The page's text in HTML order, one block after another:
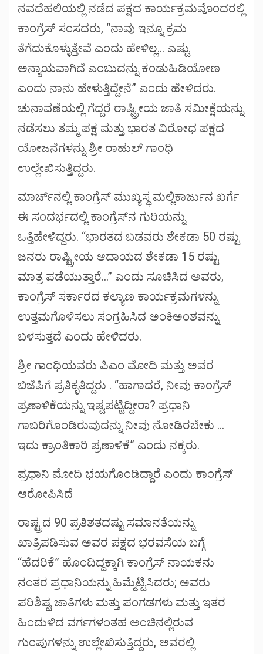
ನವದೆಹಲಿಯಲ್ಲಿ ನಡೆದ ಪಕ್ಷದ ಕಾರ್ಯಕ್ರಮವೊಂದರಲ್ಲಿ
ಕಾಂಗ್ರೆಸ್ ಸಂಸದರು, “ನಾವು ಇನ್ನೂ ಕ್ರಮ
ತೆಗೆದುಕೊಳ್ಳುತ್ತೇವೆ ಎಂದು ಹೇಳಿಲ್ಲ… ಎಷ್ಟು
ಅನ್ಯಾಯವಾಗಿದೆ ಎಂಬುದನ್ನು ಕಂಡುಹಿಡಿಯೋಣ
ಎಂದು ನಾನು ಹೇಳುತ್ತಿದ್ದೇನೆ” ಎಂದು ಹೇಳಿದರು.
ಚುನಾವಣೆಯಲ್ಲಿ ಗೆದ್ದರೆ ರಾಷ್ಟ್ರೀಯ ಜಾತಿ ಸಮೀಕ್ಷೆಯನ್ನು
ನಡೆಸಲು ತಮ್ಮ ಪಕ್ಷ ಮತ್ತು ಭಾರತ ವಿರೋಧ ಪಕ್ಷದ
ಯೋಜನೆಗಳನ್ನು ಶ್ರೀ ರಾಹುಲ್ ಗಾಂಧಿ
ಉಲ್ಲೇಖಿಸುತ್ತಿದ್ದರು.
ಮಾರ್ಚ್‌ನಲ್ಲಿ ಕಾಂಗ್ರೆಸ್ ಮುಖ್ಯಸ್ಥ ಮಲ್ಲಿಕಾರ್ಜುನ ಖರ್ಗೆ
ಈ ಸಂದರ್ಭದಲ್ಲಿ ಕಾಂಗ್ರೆಸ್‌ನ ಗುರಿಯನ್ನು
ಒತ್ತಿಹೇಳಿದ್ದರು. “ಭಾರತದ ಬಡವರು ಶೇಕಡಾ 50 ರಷ್ಟು
ಜನರು ರಾಷ್ಟ್ರೀಯ ಆದಾಯದ ಶೇಕಡಾ 15 ರಷ್ಟು
ಮಾತ್ರ ಪಡೆಯುತ್ತಾರೆ…” ಎಂದು ಸೂಚಿಸಿದ ಅವರು,
ಕಾಂಗ್ರೆಸ್ ಸರ್ಕಾರದ ಕಲ್ಯಾಣ ಕಾರ್ಯಕ್ರಮಗಳನ್ನು
ಉತ್ತಮಗೊಳಿಸಲು ಸಂಗ್ರಹಿಸಿದ ಅಂಕಿಅಂಶವನ್ನು
ಬಳಸುತ್ತದೆ ಎಂದು ಹೇಳಿದರು.
ಶ್ರೀ ಗಾಂಧಿಯವರು ಪಿಎಂ ಮೋದಿ ಮತ್ತು ಅವರ
ಬಿಜೆಪಿಗೆ ಪ್ರತಿಕೃತಿದ್ದರು . “ಹಾಗಾದರೆ, ನೀವು ಕಾಂಗ್ರೆಸ್
ಪ್ರಣಾಳಿಕೆಯನ್ನು ಇಷ್ಟಪಟ್ಟಿದ್ದೀರಾ? ಪ್ರಧಾನಿ
ಗಾಬರಿಗೊಂಡಿರುವುದನ್ನು ನೀವು ನೋಡಿರಬೇಕು …
ಇದು ಕ್ರಾಂತಿಕಾರಿ ಪ್ರಣಾಳಿಕೆ” ಎಂದು ನಕ್ಕರು.
ಪ್ರಧಾನಿ ಮೋದಿ ಭಯಗೊಂಡಿದ್ದಾರೆ ಎಂದು ಕಾಂಗ್ರೆಸ್
ಆರೋಪಿಸಿದೆ
ರಾಷ್ಟ್ರದ 90 ಪ್ರತಿಶತದಷ್ಟು ಸಮಾನತೆಯನ್ನು
ಖಾತ್ರಿಪಡಿಸುವ ಅವರ ಪಕ್ಷದ ಭರವಸೆಯ ಬಗ್ಗೆ
“ಹೆದರಿಕೆ” ಹೊಂದಿದ್ದಕ್ಕಾಗಿ ಕಾಂಗ್ರೆಸ್ ನಾಯಕನು
ನಂತರ ಪ್ರಧಾನಿಯನ್ನು ಹಿಮ್ಮೆಟ್ಟಿಸಿದರು; ಅವರು
ಪರಿಶಿಷ್ಟ ಜಾತಿಗಳು ಮತ್ತು ಪಂಗಡಗಳು ಮತ್ತು ಇತರ
ಹಿಂದುಳಿದ ವರ್ಗಗಳಂತಹ ಅಂಚಿನಲ್ಲಿರುವ
ಗುಂಪುಗಳನ್ನು ಉಲ್ಲೇಖಿಸುತ್ತಿದ್ದರು, ಅವರಲ್ಲಿ